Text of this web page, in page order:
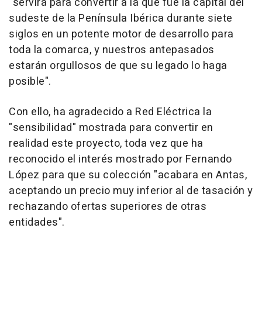
sudeste de la Península Ibérica durante siete
siglos en un potente motor de desarrollo para
toda la comarca, y nuestros antepasados
estarán orgullosos de que su legado lo haga
posible".
Con ello, ha agradecido a Red Eléctrica la
"sensibilidad" mostrada para convertir en
realidad este proyecto, toda vez que ha
reconocido el interés mostrado por Fernando
López para que su colección "acabara en Antas,
aceptando un precio muy inferior al de tasación y
rechazando ofertas superiores de otras
entidades".